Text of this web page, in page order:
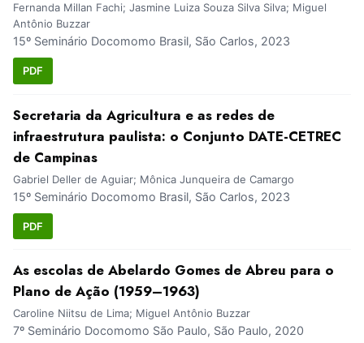
Fernanda Millan Fachi; Jasmine Luiza Souza Silva Silva; Miguel
Antônio Buzzar
15º Seminário Docomomo Brasil, São Carlos, 2023
PDF
Secretaria da Agricultura e as redes de
infraestrutura paulista: o Conjunto DATE-CETREC
de Campinas
Gabriel Deller de Aguiar; Mônica Junqueira de Camargo
15º Seminário Docomomo Brasil, São Carlos, 2023
PDF
As escolas de Abelardo Gomes de Abreu para o
Plano de Ação (1959–1963)
Caroline Niitsu de Lima; Miguel Antônio Buzzar
7º Seminário Docomomo São Paulo, São Paulo, 2020